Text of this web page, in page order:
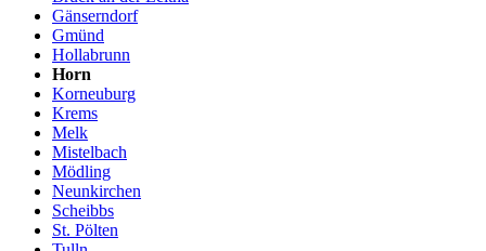
Gänserndorf
Gmünd
Hollabrunn
Horn
Korneuburg
Krems
Melk
Mistelbach
Mödling
Neunkirchen
Scheibbs
St. Pölten